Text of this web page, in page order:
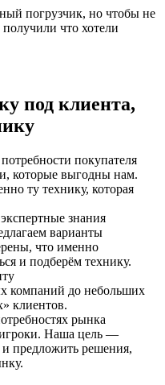
погрузчик, но чтобы не
что хотели
под клиента,
покупателя
которые выгодны нам.
ту технику, которая
знания
варианты
что именно
и подберём технику.
компаний до небольших
клиентов.
рынка
Наша цель —
предложить решения,